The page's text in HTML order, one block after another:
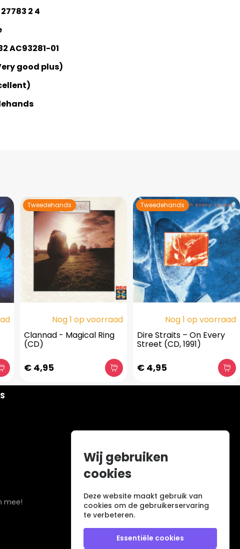
2 4
AC93281-01
good plus)
Tweedehands
Nog 1 op voorraad
Clannad - Magical Ring
(CD)
€ 4,95
Tweedehands
Nog 1 op voorraad
Dire Straits – On Every
Street (CD, 1991)
€ 4,95
mee!
Wij gebruiken
cookies
Deze website maakt gebruik van
cookies om de gebruikerservaring
te verbeteren.
Essentiële cookies